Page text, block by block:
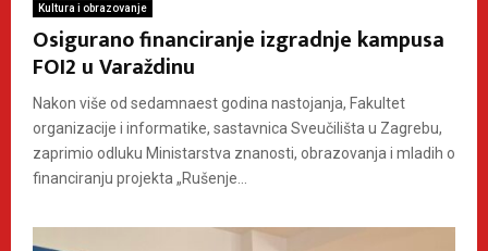
Kultura i obrazovanje
Osigurano financiranje izgradnje kampusa
FOI2 u Varaždinu
Nakon više od sedamnaest godina nastojanja, Fakultet
organizacije i informatike, sastavnica Sveučilišta u Zagrebu,
zaprimio odluku Ministarstva znanosti, obrazovanja i mladih o
financiranju projekta „Rušenje...